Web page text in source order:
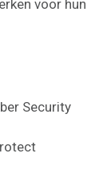
voor hun
Security